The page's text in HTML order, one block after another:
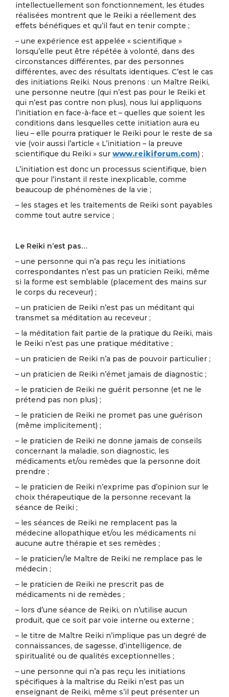
intellectuellement son fonctionnement, les études
réalisées montrent que le Reiki a réellement des
effets bénéfiques et qu’il faut en tenir compte ;
– une expérience est appelée « scientifique »
lorsqu’elle peut être répétée à volonté, dans des
circonstances différentes, par des personnes
différentes, avec des résultats identiques. C’est le cas
des initiations Reiki. Nous prenons : un Maître Reiki,
une personne neutre (qui n’est pas pour le Reiki et
qui n’est pas contre non plus), nous lui appliquons
l’initiation en face-à-face et – quelles que soient les
conditions dans lesquelles cette initiation aura eu
lieu – elle pourra pratiquer le Reiki pour le reste de sa
vie (voir aussi l’article « L’initiation – la preuve
scientifique du Reiki » sur www.reikiforum.com) ;
L’initiation est donc un processus scientifique, bien
que pour l’instant il reste inexplicable, comme
beaucoup de phénomènes de la vie ;
– les stages et les traitements de Reiki sont payables
comme tout autre service ;
Le Reiki n’est pas…
– une personne qui n’a pas reçu les initiations
correspon­dantes n’est pas un praticien Reiki, même
si la forme est semblable (placement des mains sur
le corps du receveur) ;
– un praticien de Reiki n’est pas un méditant qui
transmet sa méditation au receveur ;
– la méditation fait partie de la pratique du Reiki, mais
le Reiki n’est pas une pratique méditative ;
– un praticien de Reiki n’a pas de pouvoir particulier ;
– un praticien de Reiki n’émet jamais de diagnostic ;
– le praticien de Reiki ne guérit personne (et ne le
prétend pas non plus) ;
– le praticien de Reiki ne promet pas une guérison
(même implicitement) ;
– le praticien de Reiki ne donne jamais de conseils
concernant la maladie, son diagnostic, les
médicaments et/ou remèdes que la personne doit
prendre ;
– le praticien de Reiki n’exprime pas d’opinion sur le
choix thérapeutique de la personne recevant la
séance de Reiki ;
– les séances de Reiki ne remplacent pas la
médecine allopathique et/ou les médicaments ni
aucune autre thérapie et ses remèdes ;
– le praticien/le Maître de Reiki ne remplace pas le
médecin ;
– le praticien de Reiki ne prescrit pas de
médicaments ni de remèdes ;
– lors d’une séance de Reiki, on n’utilise aucun
produit, que ce soit par voie interne ou externe ;
– le titre de Maître Reiki n’implique pas un degré de
connaissances, de sagesse, d’intelligence, de
spiritualité ou de qualités exceptionnelles ;
– une personne qui n’a pas reçu les initiations
spécifiques à la maîtrise du Reiki n’est pas un
enseignant de Reiki, même s’il peut présenter un